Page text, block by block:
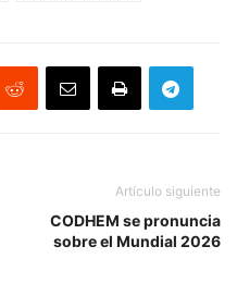
Artículo siguiente
CODHEM se pronuncia
sobre el Mundial 2026